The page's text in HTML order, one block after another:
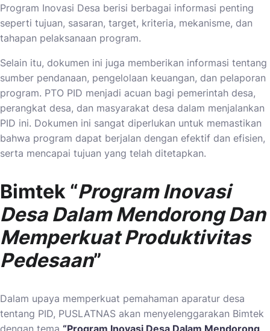
Program Inovasi Desa berisi berbagai informasi penting
seperti tujuan, sasaran, target, kriteria, mekanisme, dan
tahapan pelaksanaan program.
Selain itu, dokumen ini juga memberikan informasi tentang
sumber pendanaan, pengelolaan keuangan, dan pelaporan
program. PTO PID menjadi acuan bagi pemerintah desa,
perangkat desa, dan masyarakat desa dalam menjalankan
PID ini. Dokumen ini sangat diperlukan untuk memastikan
bahwa program dapat berjalan dengan efektif dan efisien,
serta mencapai tujuan yang telah ditetapkan.
Bimtek “Program Inovasi
Desa Dalam Mendorong Dan
Memperkuat Produktivitas
Pedesaan”
Dalam upaya memperkuat pemahaman aparatur desa
tentang PID, PUSLATNAS akan menyelenggarakan Bimtek